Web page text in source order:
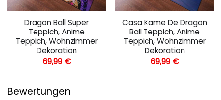
Dragon Ball Super
Teppich, Anime
Teppich, Wohnzimmer
Dekoration
69,99 €
Casa Kame De Dragon
Ball Teppich, Anime
Teppich, Wohnzimmer
Dekoration
69,99 €
Bewertungen